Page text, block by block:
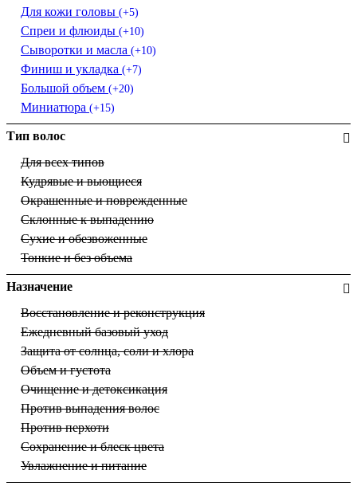
Для кожи головы (+5)
Спреи и флюиды (+10)
Сыворотки и масла (+10)
Финиш и укладка (+7)
Большой объем (+20)
Миниатюра (+15)
Тип волос
Для всех типов
Кудрявые и вьющиеся
Окрашенные и поврежденные
Склонные к выпадению
Сухие и обезвоженные
Тонкие и без объема
Назначение
Восстановление и реконструкция
Ежедневный базовый уход
Защита от солнца, соли и хлора
Объем и густота
Очищение и детоксикация
Против выпадения волос
Против перхоти
Сохранение и блеск цвета
Увлажнение и питание